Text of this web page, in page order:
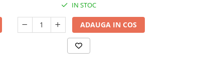
IN STOC
ADAUGA IN COS